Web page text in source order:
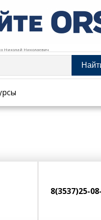
Николай Николаевич
8(3537)25-